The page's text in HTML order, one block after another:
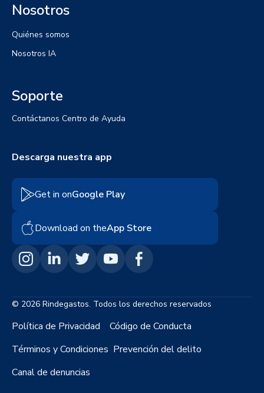
Nosotros
Quiénes somos
Nosotros IA
Soporte
Contáctanos Centro de Ayuda
© 2026 Rindegastos. Todos los derechos reservados
Política de Privacidad
Código de Conducta
Términos y Condiciones Prevención del delito
Canal de denuncias
Descarga nuestra app
Get in onGoogle Play
Download on theApp Store